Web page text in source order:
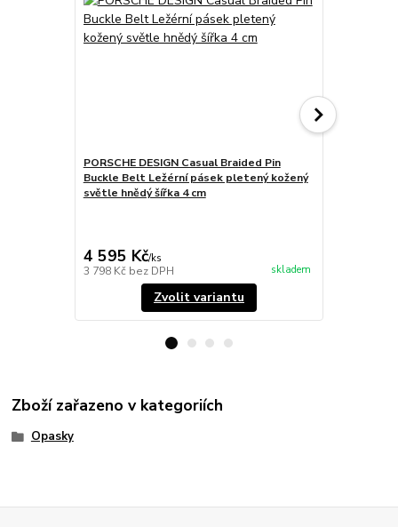
PORSCHE DESIGN Casual Braided Pin
Buckle Belt Ležérní pásek pletený kožený
světle hnědý šířka 4 cm
4 595 Kč/ks
3 798 Kč bez DPH skladem
Zvolit variantu
Zboží zařazeno v kategoriích
Opasky